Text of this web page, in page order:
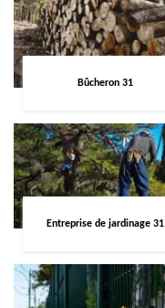
Bûcheron 31
Entreprise de jardinage 31